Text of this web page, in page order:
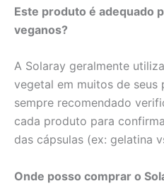
Este produto é adequado
veganos?
A Solaray geralmente
vegetal em muitos de
sempre recomendado
cada produto para
das cápsulas (ex: gelatina
Onde posso comprar o